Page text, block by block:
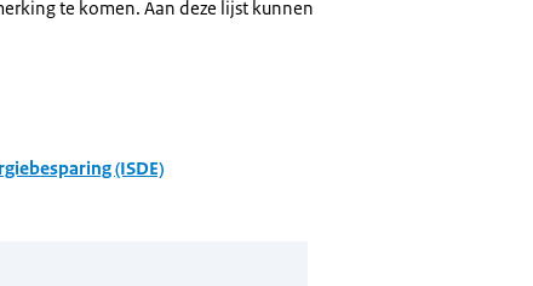
te komen. Aan deze lijst kunnen
(ISDE)